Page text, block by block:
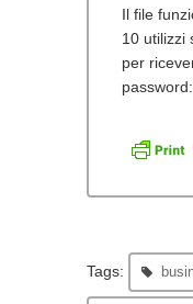
Il file
10 utilizzi
per
password:
Tags: